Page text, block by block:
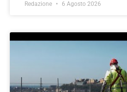
Redazione 6 Agosto 2026